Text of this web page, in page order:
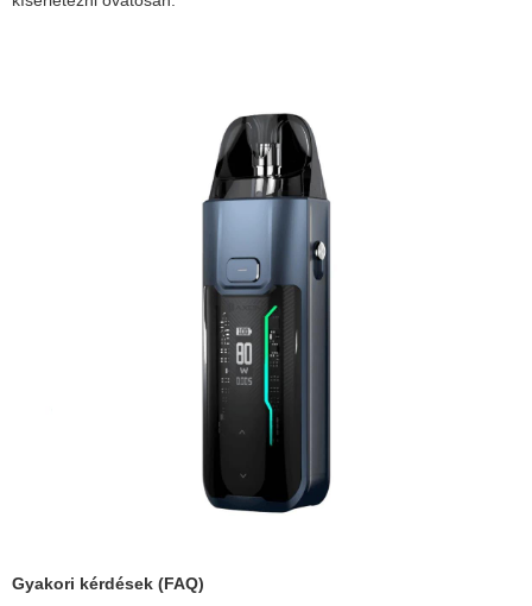
Gyakori kérdések (FAQ)